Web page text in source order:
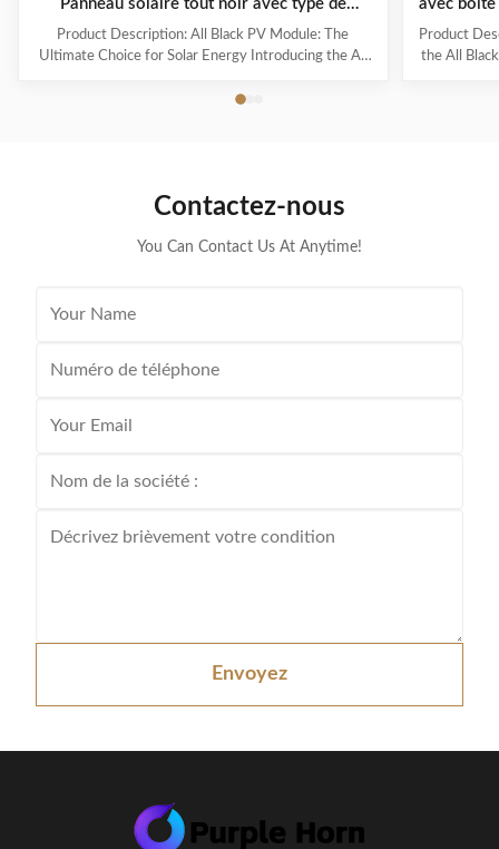
Panneau solaire tout noir avec type de
connecteur compatible MC4
Product Description: All Black PV Module: The
Ultimate Choice for Solar Energy Introducing the All
Edition, the perfect solution for those seeking a sleek
design not only adds a touch of elegance to any
avec
Product
the All
Contactez-nous
You Can Contact Us At Anytime!
Envoyez